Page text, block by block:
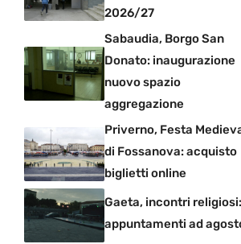
2026/27
Sabaudia, Borgo San
Donato: inaugurazione
nuovo spazio
aggregazione
Priverno, Festa
di Fossanova: acquisto
biglietti online
Gaeta, incontri religiosi:
appuntamenti ad